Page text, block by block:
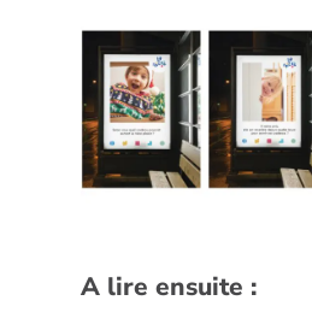
A lire ensuite :